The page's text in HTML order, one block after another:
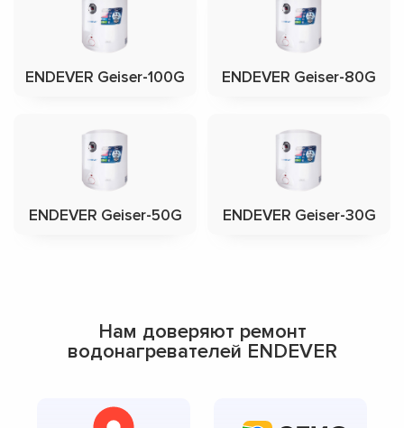
ENDEVER Geiser-100G ENDEVER Geiser-80G
ENDEVER Geiser-50G ENDEVER Geiser-30G
Нам доверяют ремонт
водонагревателей ENDEVER